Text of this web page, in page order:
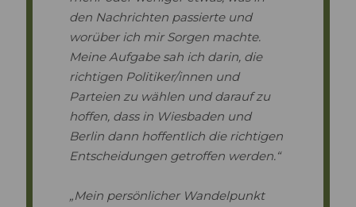
den Nachrichten passierte und
worüber ich mir Sorgen machte.
Meine Aufgabe sah ich darin, die
richtigen Politiker/innen und
Parteien zu wählen und darauf zu
hoffen, dass in Wiesbaden und
Berlin dann hoffentlich die richtigen
Entscheidungen getroffen werden.“
„Mein persönlicher Wandelpunkt